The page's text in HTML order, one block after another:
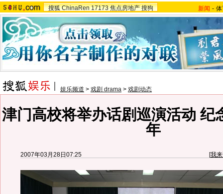
搜狐 ChinaRen 17173 焦点房地产 搜狗 新闻 -
娱乐频道 > 戏剧 drama > 戏剧动态
津门高校将举办话剧巡演活动 纪
年
2007年03月28日07:25 [我